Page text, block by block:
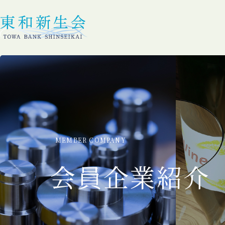
MEMBER COMPANY
会員企業紹介